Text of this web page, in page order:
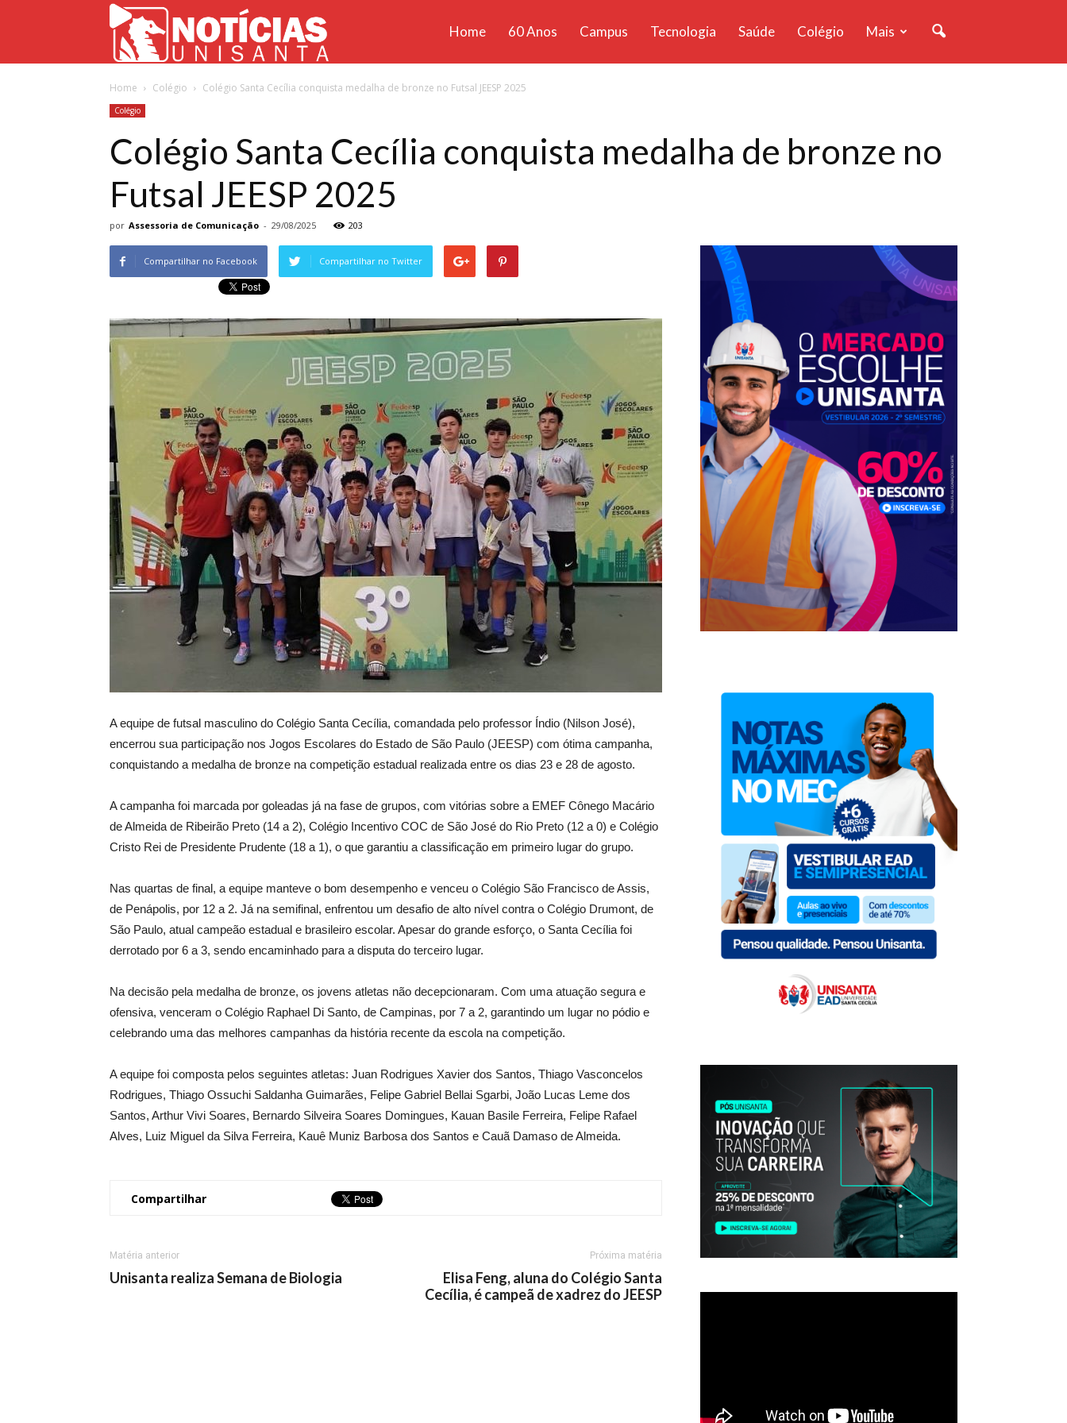
Unisanta
Home 60 Anos Campus Tecnologia Saúde Colégio Mais
Home Colégio Colégio Santa Cecília conquista medalha de bronze no Futsal JEESP 2025
Colégio
Colégio Santa Cecília conquista medalha de bronze no
Futsal JEESP 2025
por Assessoria de Comunicação - 29/08/2025 203
Compartilhar no Facebook Compartilhar no Twitter
A equipe de futsal masculino do Colégio Santa Cecília, comandada pelo professor Índio (Nilson José),
encerrou sua participação nos Jogos Escolares do Estado de São Paulo (JEESP) com ótima campanha,
conquistando a medalha de bronze na competição estadual realizada entre os dias 23 e 28 de agosto.
A campanha foi marcada por goleadas já na fase de grupos, com vitórias sobre a EMEF Cônego Macário
de Almeida de Ribeirão Preto (14 a 2), Colégio Incentivo COC de São José do Rio Preto (12 a 0) e Colégio
Cristo Rei de Presidente Prudente (18 a 1), o que garantiu a classificação em primeiro lugar do grupo.
Nas quartas de final, a equipe manteve o bom desempenho e venceu o Colégio São Francisco de Assis,
de Penápolis, por 12 a 2. Já na semifinal, enfrentou um desafio de alto nível contra o Colégio Drumont, de
São Paulo, atual campeão estadual e brasileiro escolar. Apesar do grande esforço, o Santa Cecília foi
derrotado por 6 a 3, sendo encaminhado para a disputa do terceiro lugar.
Na decisão pela medalha de bronze, os jovens atletas não decepcionaram. Com uma atuação segura e
ofensiva, venceram o Colégio Raphael Di Santo, de Campinas, por 7 a 2, garantindo um lugar no pódio e
celebrando uma das melhores campanhas da história recente da escola na competição.
A equipe foi composta pelos seguintes atletas: Juan Rodrigues Xavier dos Santos, Thiago Vasconcelos
Rodrigues, Thiago Ossuchi Saldanha Guimarães, Felipe Gabriel Bellai Sgarbi, João Lucas Leme dos
Santos, Arthur Vivi Soares, Bernardo Silveira Soares Domingues, Kauan Basile Ferreira, Felipe Rafael
Alves, Luiz Miguel da Silva Ferreira, Kauê Muniz Barbosa dos Santos e Cauã Damaso de Almeida.
Compartilhar
Matéria anterior
Unisanta realiza Semana de Biologia
Próxima matéria
Elisa Feng, aluna do Colégio Santa
Cecília, é campeã de xadrez do JEESP